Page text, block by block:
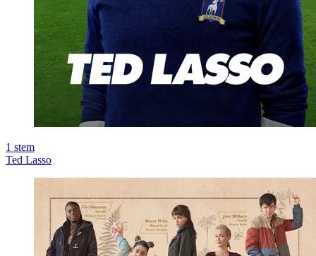
1 stem
Ted Lasso